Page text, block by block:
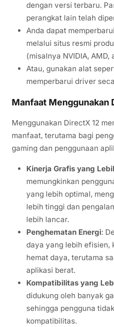
dengan versi terbaru.
perangkat lain telah
Anda dapat
melalui situs resmi
(misalnya NVIDIA, AMD,
Atau, gunakan alat
memperbarui driver
Manfaat Menggunakan
Menggunakan DirectX 12
manfaat, terutama bagi
gaming dan penggunaan
Kinerja Grafis yang
memungkinkan
yang lebih optimal,
lebih tinggi dan
lebih lancar.
Penghematan Energi:
daya yang lebih efisien,
hemat daya, terutama
aplikasi berat.
Kompatibilitas yang
didukung oleh banyak
sehingga pengguna
kompatibilitas.